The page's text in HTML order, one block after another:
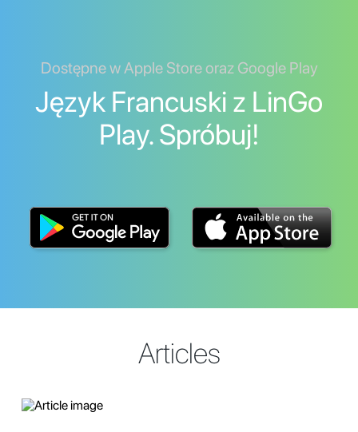
Dostępne w Apple Store oraz Google Play
Język Francuski z LinGo
Play. Spróbuj!
Articles